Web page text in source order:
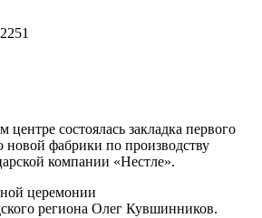
2251
центре состоялась закладка первого
новой фабрики по производству
компании «Нестле».
церемонии
региона Олег Кувшинников.